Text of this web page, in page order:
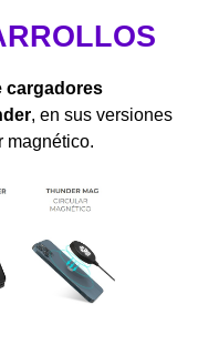
cargadores
, en sus versiones
magnético.